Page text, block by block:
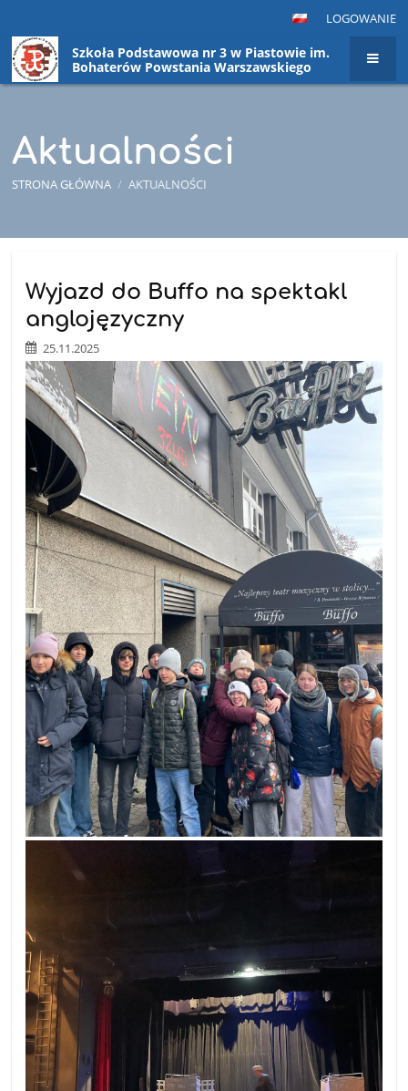
LOGOWANIE
Szkoła Podstawowa nr 3 w Piastowie im.
Bohaterów Powstania Warszawskiego
Aktualności
STRONA GŁÓWNA / AKTUALNOŚCI
Wyjazd do Buffo na spektakl
anglojęzyczny
25.11.2025